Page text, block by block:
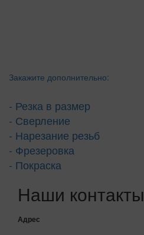
Закажите дополнительно:
- Резка в размер
- Сверление
- Нарезание резьб
- Фрезеровка
- Покраска
Наши контакты
Адрес